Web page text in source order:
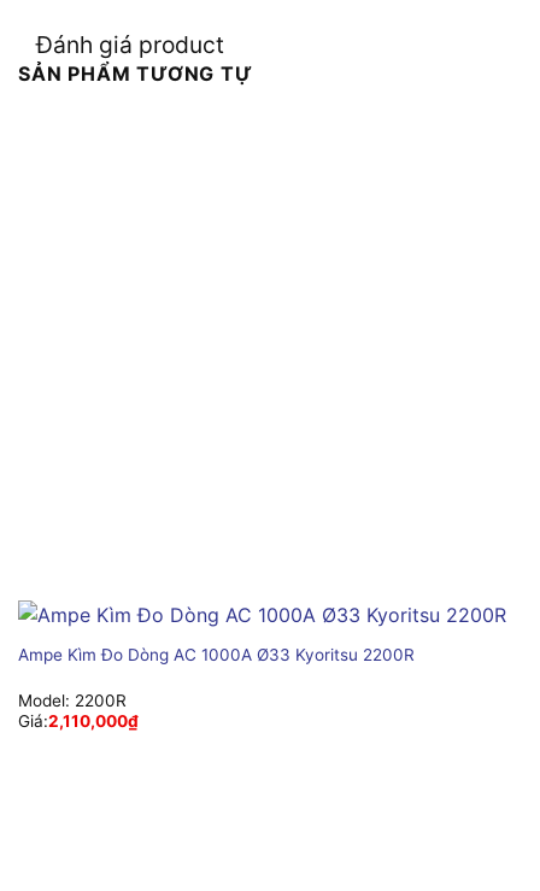
Đánh giá product
SẢN PHẨM TƯƠNG TỰ
Ampe Kìm Đo Dòng AC 1000A Ø33 Kyoritsu 2200R
Model: 2200R
Giá:2,110,000₫